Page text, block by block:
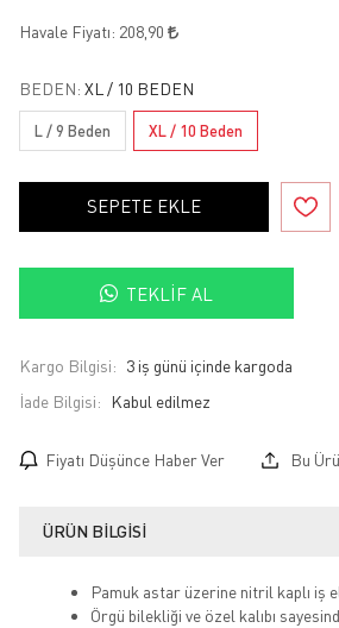
Havale Fiyatı: 208,90
BEDEN: XL / 10 BEDEN
L / 9 Beden XL / 10 Beden
SEPETE EKLE
TEKLIF AL
Kargo Bilgisi: 3 iş günü içinde kargoda
İade Bilgisi:
Fiyatı Düşünce Haber Ver Bu
ÜRÜN BILGISI
Pamuk astar üzerine nitril kaplı iş
Örgü bilekliği ve özel kalıbı